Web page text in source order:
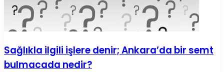
Sağlıkla ilgili işlere denir; Ankara’da bir semt
bulmacada nedir?